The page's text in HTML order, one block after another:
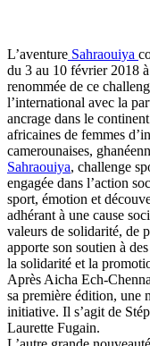
L’aventure Sahraouiya
du 3 au 10 février 2018
renommée de ce
l’international avec la
ancrage dans le
africaines de femmes
camerounaises,
Sahraouiya, challenge
engagée dans l’action
sport, émotion et
adhérant à une cause
valeurs de solidarité, de
apporte son soutien à
la solidarité et la
Après Aicha Ech-
sa première édition, une
initiative. Il s’agit de
Laurette Fugain.